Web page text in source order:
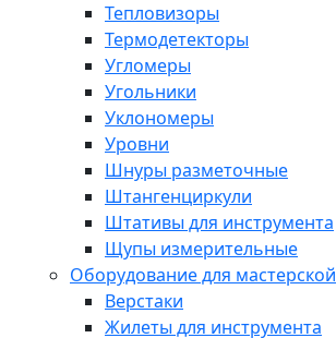
Тепловизоры
Термодетекторы
Угломеры
Угольники
Уклономеры
Уровни
Шнуры разметочные
Штангенциркули
Штативы для инструмента
Щупы измерительные
Оборудование для мастерской
Верстаки
Жилеты для инструмента